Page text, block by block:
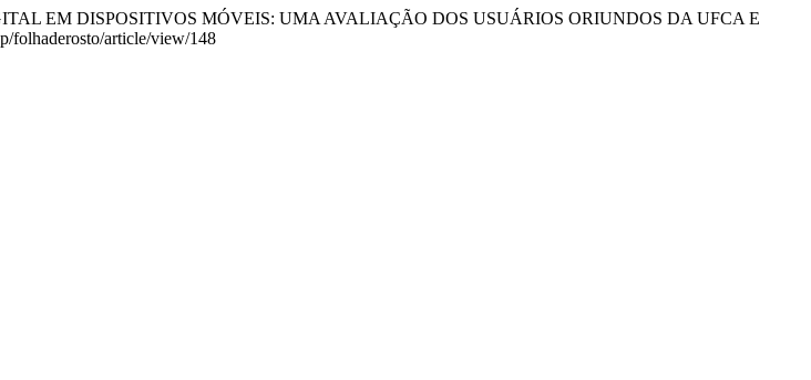
EM DISPOSITIVOS MÓVEIS: UMA AVALIAÇÃO DOS USUÁRIOS ORIUNDOS DA UFCA E
folhaderosto/article/view/148